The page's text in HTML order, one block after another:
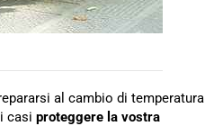
al cambio di temperatura
casi proteggere la vostra